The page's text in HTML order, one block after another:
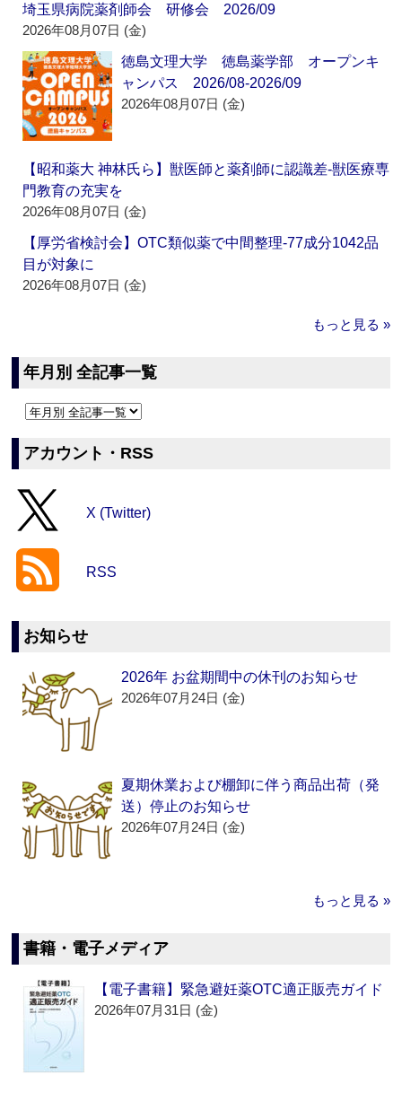
埼玉県病院薬剤師会 研修会 2026/09
2026年08月07日 (金)
徳島文理大学 徳島薬学部 オープンキ
ャンパス 2026/08-2026/09
2026年08月07日 (金)
【昭和薬大 神林氏ら】獣医師と薬剤師に認識差‐獣医療専
門教育の充実を
2026年08月07日 (金)
【厚労省検討会】OTC類似薬で中間整理‐77成分1042品
目が対象に
2026年08月07日 (金)
もっと見る »
年月別 全記事一覧
アカウント・RSS
X (Twitter)
RSS
お知らせ
2026年 お盆期間中の休刊のお知らせ
2026年07月24日 (金)
夏期休業および棚卸に伴う商品出荷（発
送）停止のお知らせ
2026年07月24日 (金)
もっと見る »
書籍・電子メディア
【電子書籍】緊急避妊薬OTC適正販売ガイド
2026年07月31日 (金)